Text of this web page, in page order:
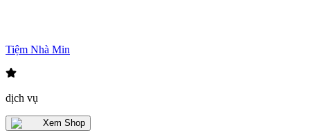
Tiệm Nhà Min
dịch vụ
Xem Shop